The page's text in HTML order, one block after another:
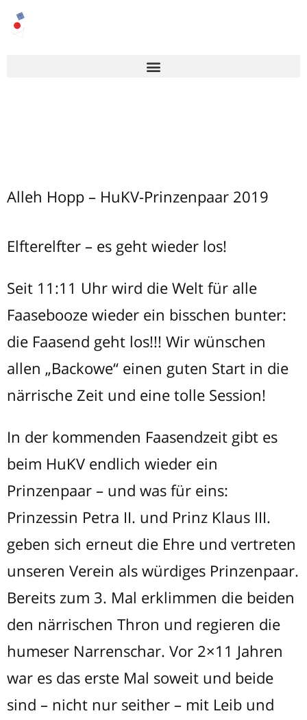
Alleh Hopp – HuKV-Prinzenpaar 2019
Elfterelfter – es geht wieder los!
Seit 11:11 Uhr wird die Welt für alle
Faasebooze wieder ein bisschen bunter:
die Faasend geht los!!! Wir wünschen
allen „Backowe“ einen guten Start in die
närrische Zeit und eine tolle Session!
In der kommenden Faasendzeit gibt es
beim HuKV endlich wieder ein
Prinzenpaar – und was für eins:
Prinzessin Petra II. und Prinz Klaus III.
geben sich erneut die Ehre und vertreten
unseren Verein als würdiges Prinzenpaar.
Bereits zum 3. Mal erklimmen die beiden
den närrischen Thron und regieren die
humeser Narrenschar. Vor 2×11 Jahren
war es das erste Mal soweit und beide
sind – nicht nur seither – mit Leib und